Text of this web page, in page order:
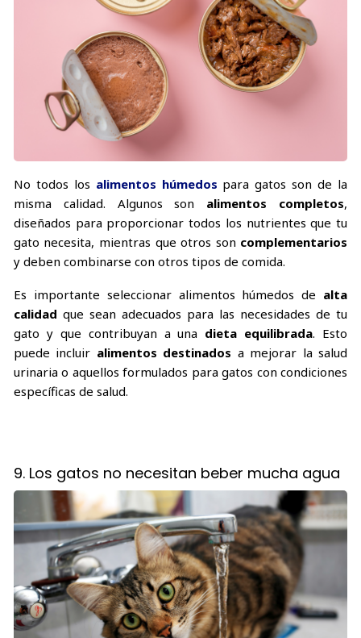
No todos los alimentos húmedos para gatos son de la
misma calidad. Algunos son alimentos completos,
diseñados para proporcionar todos los nutrientes que tu
gato necesita, mientras que otros son complementarios
y deben combinarse con otros tipos de comida.
Es importante seleccionar alimentos húmedos de alta
calidad que sean adecuados para las necesidades de tu
gato y que contribuyan a una dieta equilibrada. Esto
puede incluir alimentos destinados a mejorar la salud
urinaria o aquellos formulados para gatos con condiciones
específicas de salud.
9. Los gatos no necesitan beber mucha agua